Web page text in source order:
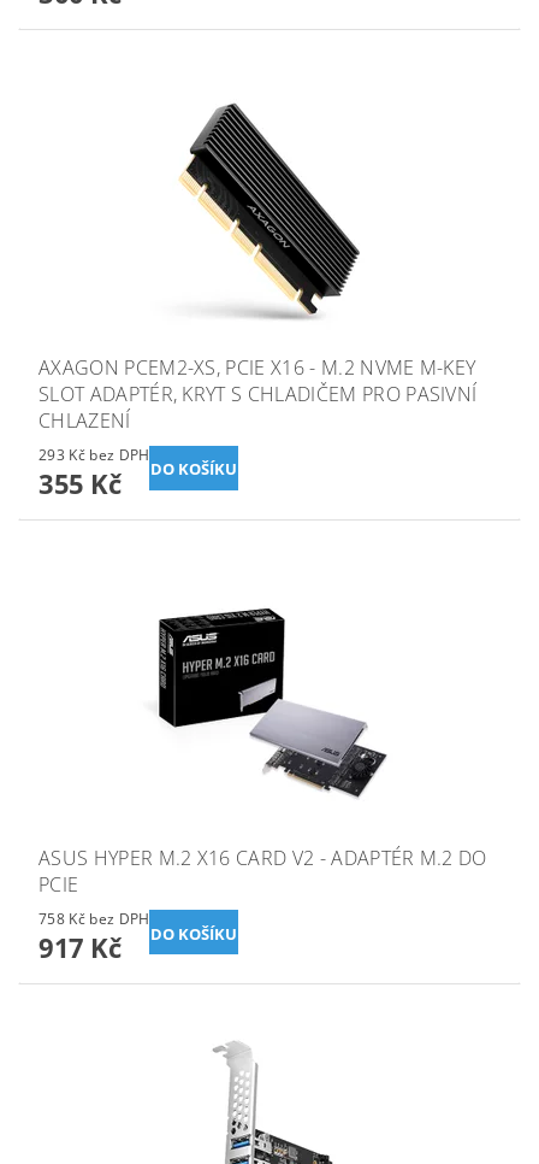
AXAGON PCEM2-XS, PCIE X16 - M.2 NVME M-KEY
SLOT ADAPTÉR, KRYT S CHLADIČEM PRO PASIVNÍ
CHLAZENÍ
293 Kč bez DPH
355 Kč
ASUS HYPER M.2 X16 CARD V2 - ADAPTÉR M.2 DO
PCIE
758 Kč bez DPH
917 Kč